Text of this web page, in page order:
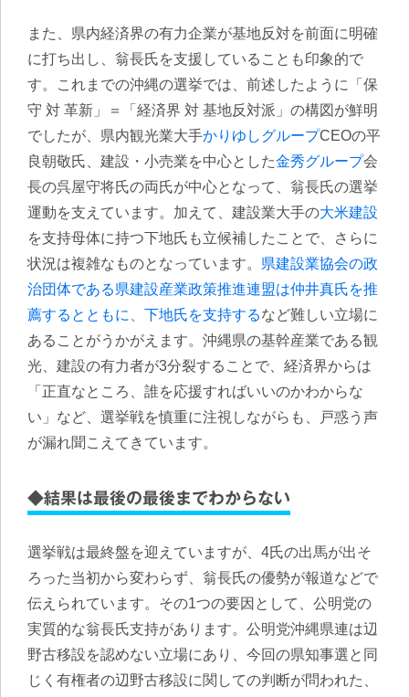
また、県内経済界の有力企業が基地反対を前面に明確
に打ち出し、翁長氏を支援していることも印象的で
す。これまでの沖縄の選挙では、前述したように「保
守 対 革新」＝「経済界 対 基地反対派」の構図が鮮明
でしたが、県内観光業大手かりゆしグループCEOの平
良朝敬氏、建設・小売業を中心とした金秀グループ会
長の呉屋守将氏の両氏が中心となって、翁長氏の選挙
運動を支えています。加えて、建設業大手の大米建設
を支持母体に持つ下地氏も立候補したことで、さらに
状況は複雑なものとなっています。 県建設業協会の政
治団体である県建設産業政策推進連盟は仲井真氏を推
薦するとともに、下地氏を支持するなど難しい立場に
あることがうかがえます。沖縄県の基幹産業である観
光、建設の有力者が3分裂することで、経済界からは
「正直なところ、誰を応援すればいいのかわからな
い」など、選挙戦を慎重に注視しながらも、戸惑う声
が漏れ聞こえてきています。
◆結果は最後の最後までわからない
選挙戦は最終盤を迎えていますが、4氏の出馬が出そ
ろった当初から変わらず、翁長氏の優勢が報道などで
伝えられています。その1つの要因として、公明党の
実質的な翁長氏支持があります。公明党沖縄県連は辺
野古移設を認めない立場にあり、今回の県知事選と同
じく有権者の辺野古移設に関しての判断が問われた、